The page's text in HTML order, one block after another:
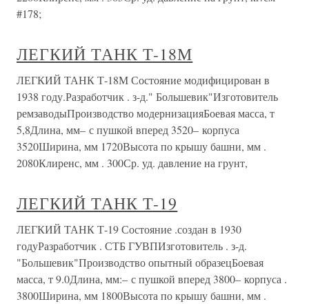
#178;
ЛЕГКИЙ ТАНК Т-18М
ЛЕГКИЙ ТАНК Т-18М Состояние модифицирован в
1938 году.Разработчик . з-д." Большевик"Изготовитель
ремзаводыПроизводство модернизацияБоевая масса, т
5,8Длина, мм– с пушкой вперед 3520– корпуса
3520Ширина, мм 1720Высота по крышу башни, мм .
2080Клиренс, мм . 300Ср. уд. давление на грунт,
ЛЕГКИЙ ТАНК Т-19
ЛЕГКИЙ ТАНК Т-19 Состояние .создан в 1930
годуРазработчик . СТБ ГУВПИзготовитель . з-д.
"Большевик"Производство опытный образецБоевая
масса, т 9.0Длина, мм:– с пушкой вперед 3800– корпуса .
3800Ширина, мм 1800Высота по крышу башни, мм .